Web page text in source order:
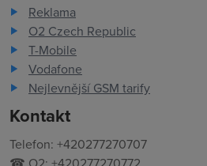
Reklama
O2 Czech Republic
T-Mobile
Vodafone
Nejlevnější GSM tarify
Kontakt
Telefon: +420277270707